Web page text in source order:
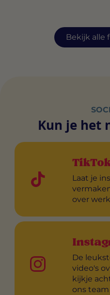
Bekijk alle
Kun je het
Laat je
over werk
De
video's
kijkje
ons team